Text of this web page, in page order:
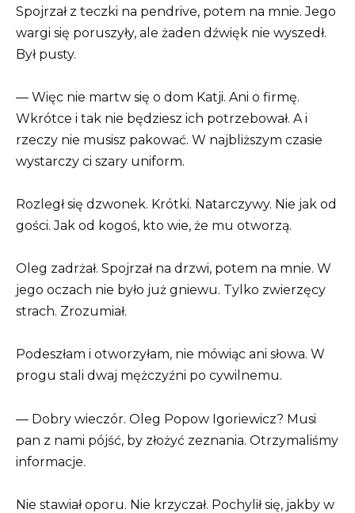
Spojrzał z teczki na pendrive, potem na mnie. Jego
wargi się poruszyły, ale żaden dźwięk nie wyszedł.
Był pusty.
— Więc nie martw się o dom Katji. Ani o firmę.
Wkrótce i tak nie będziesz ich potrzebował. A i
rzeczy nie musisz pakować. W najbliższym czasie
wystarczy ci szary uniform.
Rozległ się dzwonek. Krótki. Natarczywy. Nie jak od
gości. Jak od kogoś, kto wie, że mu otworzą.
Oleg zadrżał. Spojrzał na drzwi, potem na mnie. W
jego oczach nie było już gniewu. Tylko zwierzęcy
strach. Zrozumiał.
Podeszłam i otworzyłam, nie mówiąc ani słowa. W
progu stali dwaj mężczyźni po cywilnemu.
— Dobry wieczór. Oleg Popow Igoriewicz? Musi
pan z nami pójść, by złożyć zeznania. Otrzymaliśmy
informacje.
Nie stawiał oporu. Nie krzyczał. Pochylił się, jakby w